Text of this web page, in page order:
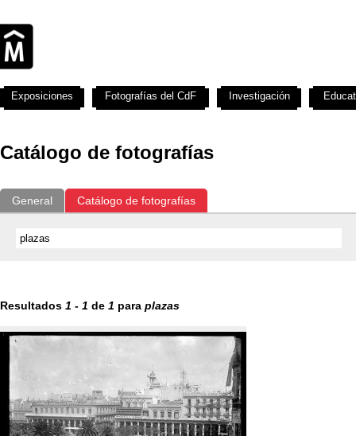
Catálogo de fotografías
General Catálogo de fotografías
Resultados 1 - 1 de 1 para plazas
Exposiciones Fotografías del CdF Investigación